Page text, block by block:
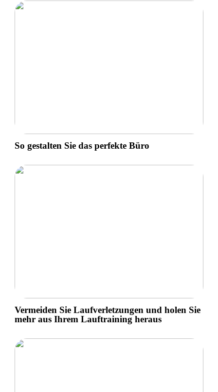
So gestalten Sie das perfekte Büro
Vermeiden Sie Laufverletzungen und holen Sie
mehr aus Ihrem Lauftraining heraus